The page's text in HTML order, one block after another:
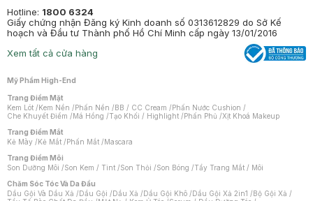
Hotline: 1800 6324
Giấy chứng nhận Đăng ký Kinh doanh số 0313612829 do Sở Kế
hoạch và Đầu tư Thành phố Hồ Chí Minh cấp ngày 13/01/2016
Xem tất cả cửa hàng
Mỹ Phẩm High-End
Trang Điểm Mặt
Kem Lót /Kem Nền /Phấn Nền /BB / CC Cream /Phấn Nước Cushion /
Che Khuyết Điểm /Má Hồng /Tạo Khối / Highlight /Phấn Phủ /Xịt Khoá Makeup
Trang Điểm Mắt
Kẻ Mày /Kẻ Mắt /Phấn Mắt /Mascara
Trang Điểm Môi
Son Dưỡng Môi /Son Kem / Tint /Son Thỏi /Son Bóng /Tẩy Trang Mắt / Môi
Chăm Sóc Tóc Và Da Đầu
Dầu Gội Và Dầu Xả /Dầu Gội /Dầu Xả /Dầu Gội Khô /Dầu Gội Xả 2in1 /Bộ Gội Xả /